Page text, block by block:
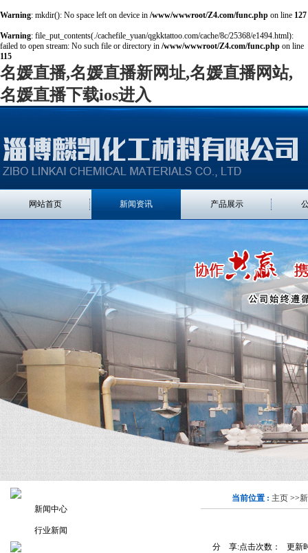
Warning: mkdir(): No space left on device in /www/wwwroot/Z4.com/func.php on line 127
Warning: file_put_contents(./cachefile_yuan/qgkktattoo.com/cache/8c/25368/e1494.html):
failed to open stream: No such file or directory in /www/wwwroot/Z4.com/func.php on line
115
名媛直播,名媛直播新网址,名媛直播网站,
名媛直播下载ios进入
网站首页 新闻资讯 产品展示
当前位置 : 主页 >>
点击次数： 更新
分 享:
新闻中心
行业新闻